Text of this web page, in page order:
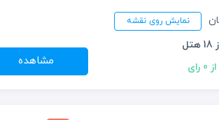
نمایش روی نقشه
مشاهده